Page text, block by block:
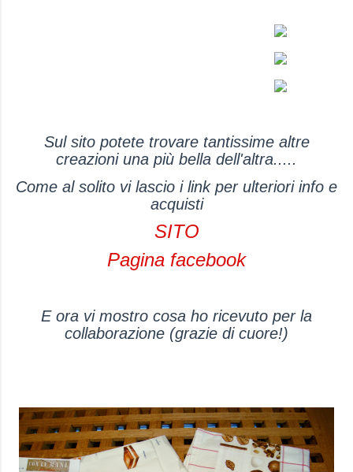
Sul sito potete trovare tantissime altre
creazioni una più bella dell'altra.....
Come al solito vi lascio i link per ulteriori info e
acquisti
SITO
Pagina facebook
E ora vi mostro cosa ho ricevuto per la
collaborazione (grazie di cuore!)